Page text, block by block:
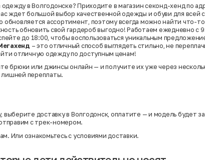
в Волгодонске? Приходите в магазин секонд-хенд по
ждет большой выбор качественной одежды и обуви для всей
обновляется ассортимент, поэтому всегда можно найти что-
обновить свой гардероб выгодно! Работаем ежедневно с
до 18:00, чтобы воспользоваться уникальным
– это отличный способ выглядеть стильно, не
отличную одежду по доступным ценам!
брюки или джинсы онлайн — и получите их уже через
переплаты.
выберите доставку в Волгодонск, оплатите — и модель будет
с трек-номером.
Или ознакомьтесь с условиями доставки.